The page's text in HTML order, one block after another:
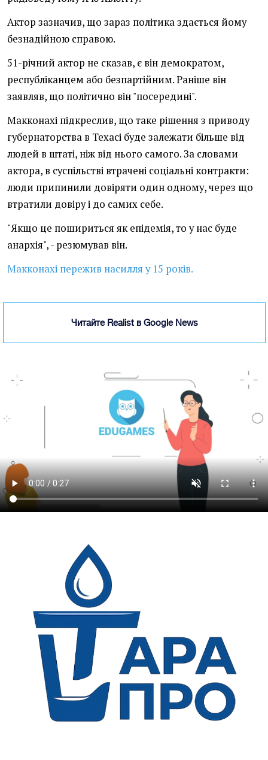
Актор зазначив, що зараз політика здається йому
безнадійною справою.
51-річний актор не сказав, є він демократом,
республіканцем або безпартійним. Раніше він
заявляв, що політично він "посередині".
Макконахі підкреслив, що таке рішення з приводу
губернаторства в Техасі буде залежати більше від
людей в штаті, ніж від нього самого. За словами
актора, в суспільстві втрачені соціальні контракти:
люди припинили довіряти один одному, через що
втратили довіру і до самих себе.
"Якщо це пошириться як епідемія, то у нас буде
анархія", - резюмував він.
Макконахі пережив насилля у 15 років.
Читайте Realist в Google News